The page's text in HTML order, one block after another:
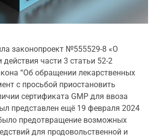
законопроект №555529-8 «О
действия части 3 статьи 52-2
“Об обращении лекарственных
с просьбой приостановить
сертификата GMP для ввоза
представлен ещё 19 февраля 2024
предотвращение возможных
для продовольственной и